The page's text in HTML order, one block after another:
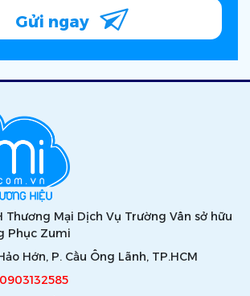
Gửi ngay
Thương Mại Dịch Vụ Trường Vân sở hữu
Phục Zumi
Hớn, P. Cầu Ông Lãnh, TP.HCM
0903132585